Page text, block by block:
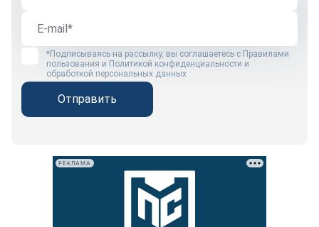
*Подписываясь на рассылку, вы соглашаетесь с Правилами
пользования и Политикой конфиденциальности и
обработкой персональных данных
Отправить
РЕКЛАМА